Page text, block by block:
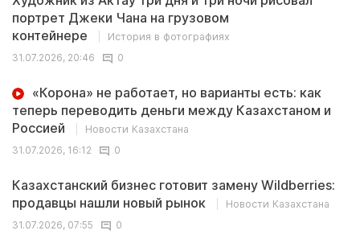
портрет Джеки Чана на грузовом
контейнере
История в фотографиях
31.07.2026, 20:46
0
«Корона» не работает, но варианты есть: как
теперь переводить деньги между Казахстаном и
Россией
Новости Казахстана
31.07.2026, 16:12
0
Казахстанский бизнес готовит замену Wildberries:
продавцы нашли новый рынок
Новости Казахстана
31.07.2026, 07:55
0